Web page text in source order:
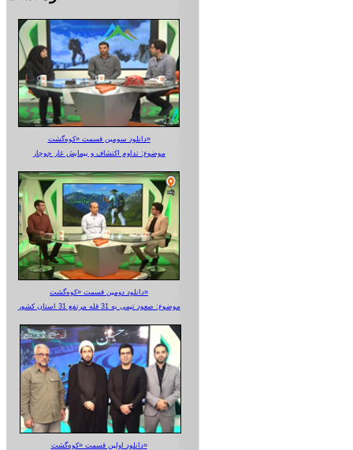
دانلود سومین قسمت «کوه‌گشت»
موضوع: تداوم اکتشاف و پیمایش غار جوجار
دانلود دومین قسمت «کوه‌گشت»
موضوع: صعود تیمی به 31 قله مرتفع 31 استان کشور
دانلود اولین قسمت «کوه‌گشت»